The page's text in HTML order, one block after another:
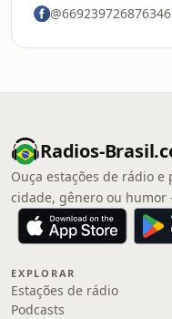
@669239726876346
Radios-
Ouça estações de rádio
cidade, gênero ou
EXPLORAR
Estações de rádio
Podcasts